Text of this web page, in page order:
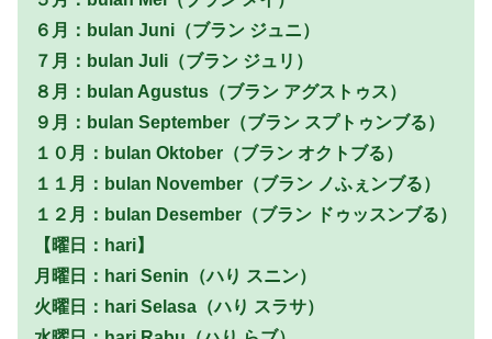
６月：bulan Juni（ブラン ジュニ）
７月：bulan Juli（ブラン ジュリ）
８月：bulan Agustus（ブラン アグストゥス）
９月：bulan September（ブラン スプトゥンブる）
１０月：bulan Oktober（ブラン オクトブる）
１１月：bulan November（ブラン ノふぇンブる）
１２月：bulan Desember（ブラン ドゥッスンブる）
【曜日：hari】
月曜日：hari Senin（ハり スニン）
火曜日：hari Selasa（ハり スラサ）